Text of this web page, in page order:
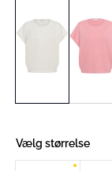
Vælg størrelse